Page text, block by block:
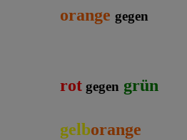
gegen
gegen grün
gelborange